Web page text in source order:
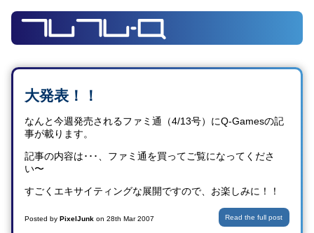
大発表！！
なんと今週発売されるファミ通（4/13号）にQ-Gamesの記
事が載ります。
記事の内容は･･･、ファミ通を買ってご覧になってくださ
い〜
すごくエキサイティングな展開ですので、お楽しみに！！
Posted byPixelJunk on28th Mar 2007 Read the full post